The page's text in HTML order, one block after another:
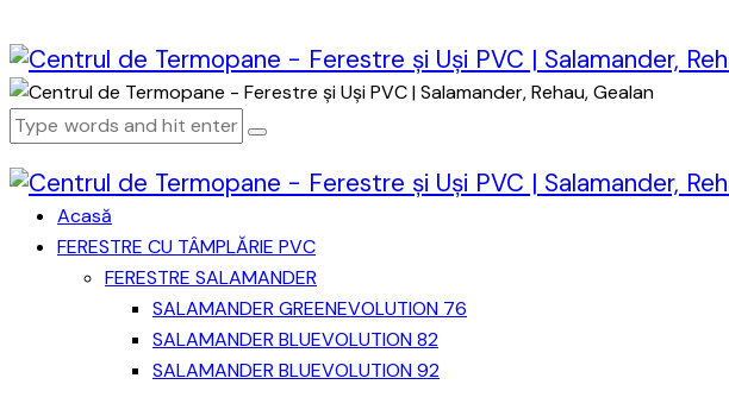
Acasă
FERESTRE CU TÂMPLĂRIE PVC
FERESTRE SALAMANDER
SALAMANDER GREENEVOLUTION 76
SALAMANDER BLUEVOLUTION 82
SALAMANDER BLUEVOLUTION 92